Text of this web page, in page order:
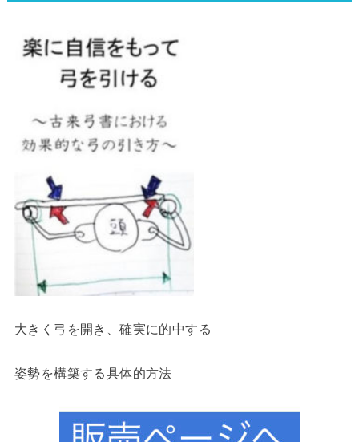
大きく弓を開き、確実に的中する
姿勢を構築する具体的方法